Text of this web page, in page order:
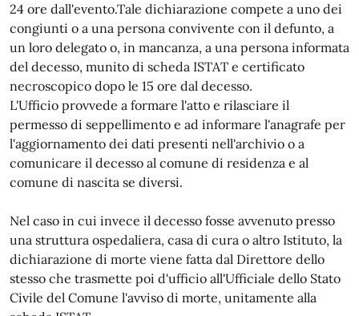
24 ore dall'evento.Tale dichiarazione compete a uno dei
congiunti o a una persona convivente con il defunto, a
un loro delegato o, in mancanza, a una persona informata
del decesso, munito di scheda ISTAT e certificato
necroscopico dopo le 15 ore dal decesso.
L'Ufficio provvede a formare l'atto e rilasciare il
permesso di seppellimento e ad informare l'anagrafe per
l'aggiornamento dei dati presenti nell'archivio o a
comunicare il decesso al comune di residenza e al
comune di nascita se diversi.
Nel caso in cui invece il decesso fosse avvenuto presso
una struttura ospedaliera, casa di cura o altro Istituto, la
dichiarazione di morte viene fatta dal Direttore dello
stesso che trasmette poi d'ufficio all'Ufficiale dello Stato
Civile del Comune l'avviso di morte, unitamente alla